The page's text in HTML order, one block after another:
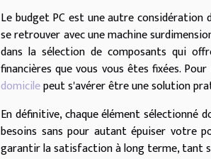
Lebudget PC est une autre considération
se retrouver avec une machine
dans la sélection de composants qui
financières que vous vous êtes fixées.
domicilepeut s'avérer être une solution
En définitive, chaque élément sélectionné
besoins sans pour autant épuiser votre
garantir la satisfaction à long terme, tant